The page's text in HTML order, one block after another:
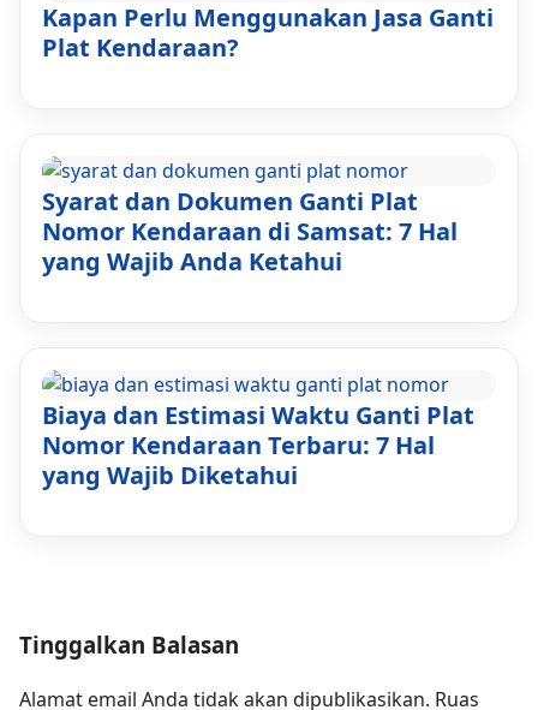
Kapan Perlu Menggunakan Jasa Ganti
Plat Kendaraan?
Syarat dan Dokumen Ganti Plat
Nomor Kendaraan di Samsat: 7 Hal
yang Wajib Anda Ketahui
Biaya dan Estimasi Waktu Ganti Plat
Nomor Kendaraan Terbaru: 7 Hal
yang Wajib Diketahui
Tinggalkan Balasan
Alamat email Anda tidak akan dipublikasikan. Ruas